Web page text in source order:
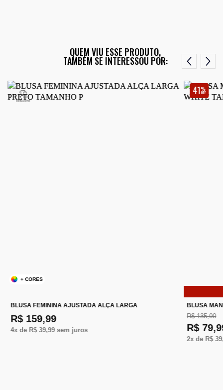
QUEM VIU ESSE PRODUTO,
TAMBÉM SE INTERESSOU POR:
+ CORES
BLUSA FEMININA AJUSTADA ALÇA LARGA
R$ 159,99
4x de R$ 39,99sem juros
41%
OFF
BLUSA
R$ 135,00
R$
2x de R$